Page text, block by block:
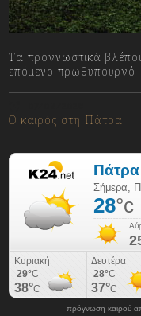
Τα προγνωστικά
επόμενο πρωθυπουργό
Ο καιρός στη Πάτρα
πρόγνωση καιρού